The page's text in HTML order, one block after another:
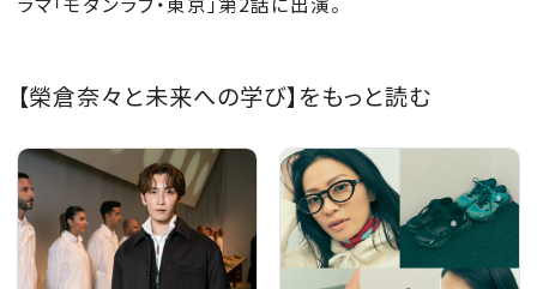
【榮倉奈々と未来への学び】をもっと読む